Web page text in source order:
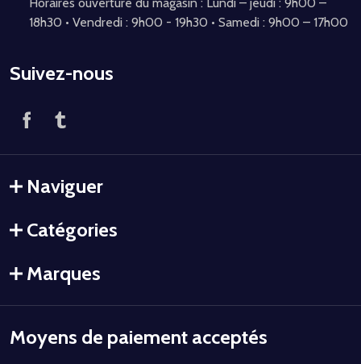
18h30 • Vendredi : 9h00 - 19h30 • Samedi : 9h00 – 17h00
Suivez-nous
Naviguer
Catégories
Marques
Moyens de paiement acceptés